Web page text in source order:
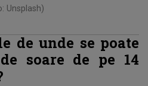
Unsplash)
de unde se poate
soare de pe 14